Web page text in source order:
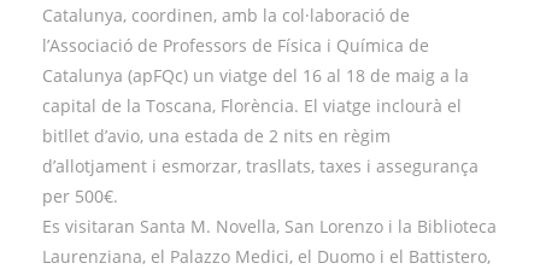
Catalunya, coordinen, amb la col·laboració de
l’Associació de Professors de Física i Química de
Catalunya (apFQc) un viatge del 16 al 18 de maig a la
capital de la Toscana, Florència. El viatge inclourà el
bitllet d’avio, una estada de 2 nits en règim
d’allotjament i esmorzar, trasllats, taxes i assegurança
per 500€.
Es visitaran Santa M. Novella, San Lorenzo i la Biblioteca
Laurenziana, el Palazzo Medici, el Duomo i el Battistero,